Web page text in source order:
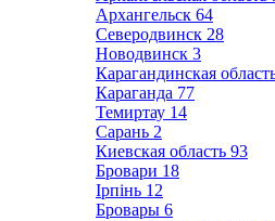
Архангельск 64
Северодвинск 28
Новодвинск 3
Карагандинская
Караганда 77
Темиртау 14
Сарань 2
Киевская область 93
Бровари 18
Ірпінь 12
Бровары 6